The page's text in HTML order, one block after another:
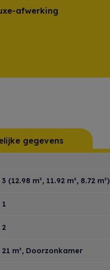
afwerking
gegevens
3 (12.98 m², 11.92 m², 8.72 m²)
1
2
21 m², Doorzonkamer